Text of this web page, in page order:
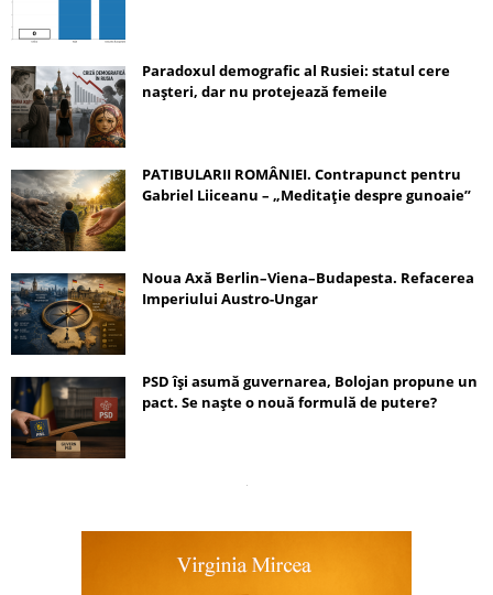
Paradoxul demografic al Rusiei: statul cere
nașteri, dar nu protejează femeile
PATIBULARII ROMÂNIEI. Contrapunct pentru
Gabriel Liiceanu – „Meditație despre gunoaie”
Noua Axă Berlin–Viena–Budapesta. Refacerea
Imperiului Austro-Ungar
PSD își asumă guvernarea, Bolojan propune un
pact. Se naște o nouă formulă de putere?